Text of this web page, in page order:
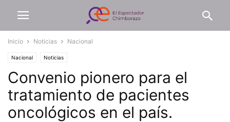
Inicio Noticias Nacional
Nacional Noticias
Convenio pionero para el
tratamiento de pacientes
oncológicos en el país.